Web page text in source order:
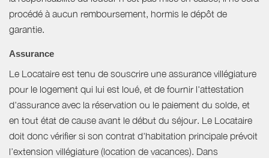
procédé à aucun remboursement, hormis le dépôt de
garantie.
Assurance
Le Locataire est tenu de souscrire une assurance villégiature
pour le logement qui lui est loué, et de fournir l'attestation
d'assurance avec la réservation ou le paiement du solde, et
en tout état de cause avant le début du séjour. Le Locataire
doit donc vérifier si son contrat d'habitation principale prévoit
l’extension villégiature (location de vacances). Dans